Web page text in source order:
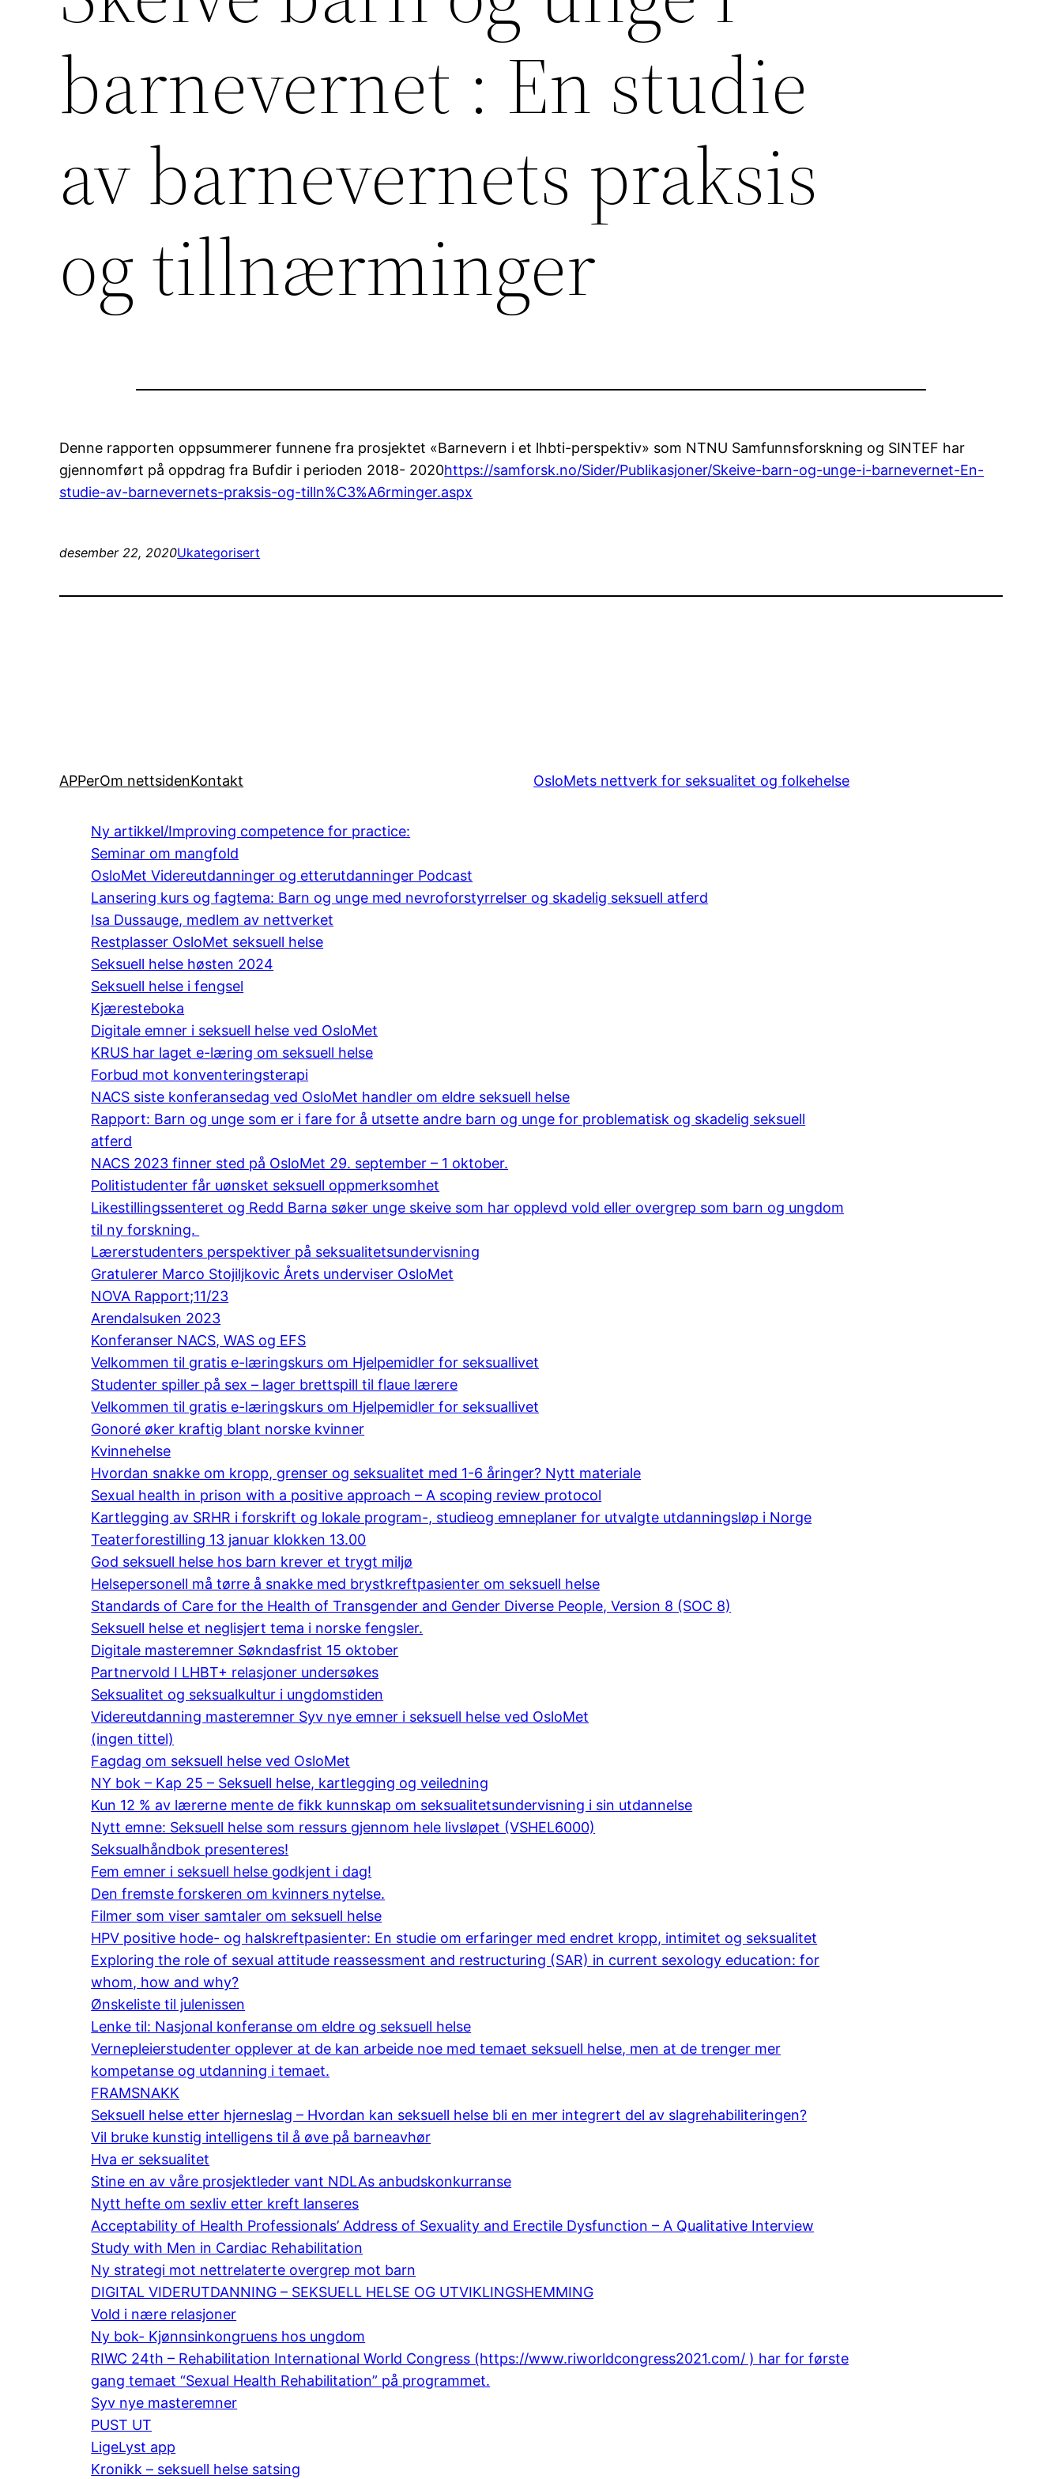
barnevernet : En studie
av barnevernets praksis
og tillnærminger
​Denne rapporten oppsummerer funnene fra prosjektet «Barnevern i et lhbti-perspektiv» som NTNU Samfunnsforskning og SINTEF har
gjennomført på oppdrag fra Bufdir i perioden 2018- 2020https://samforsk.no/Sider/Publikasjoner/Skeive-barn-og-unge-i-barnevernet-En-
studie-av-barnevernets-praksis-og-tilln%C3%A6rminger.aspx
desember 22, 2020Ukategorisert
APPerOm nettsidenKontakt OsloMets nettverk for seksualitet og folkehelse
Ny artikkel/Improving competence for practice:
Seminar om mangfold
OsloMet Videreutdanninger og etterutdanninger Podcast
Lansering kurs og fagtema: Barn og unge med nevroforstyrrelser og skadelig seksuell atferd
Isa Dussauge, medlem av nettverket
Restplasser OsloMet seksuell helse
Seksuell helse høsten 2024
Seksuell helse i fengsel
Kjæresteboka
Digitale emner i seksuell helse ved OsloMet
KRUS har laget e-læring om seksuell helse
Forbud mot konventeringsterapi
NACS siste konferansedag ved OsloMet handler om eldre seksuell helse
Rapport: Barn og unge som er i fare for å utsette andre barn og unge for problematisk og skadelig seksuell
atferd
NACS 2023 finner sted på OsloMet 29. september – 1 oktober.
Politistudenter får uønsket seksuell oppmerksomhet
Likestillingssenteret og Redd Barna søker unge skeive som har opplevd vold eller overgrep som barn og ungdom
til ny forskning.
Lærerstudenters perspektiver på seksualitetsundervisning
Gratulerer Marco Stojiljkovic Årets underviser OsloMet
NOVA Rapport;11/23
Arendalsuken 2023
Konferanser NACS, WAS og EFS
Velkommen til gratis e-læringskurs om Hjelpemidler for seksuallivet
Studenter spiller på sex – lager brettspill til flaue lærere
Velkommen til gratis e-læringskurs om Hjelpemidler for seksuallivet
Gonoré øker kraftig blant norske kvinner
Kvinnehelse
Hvordan snakke om kropp, grenser og seksualitet med 1-6 åringer? Nytt materiale
Sexual health in prison with a positive approach – A scoping review protocol
Kartlegging av SRHR i forskrift og lokale program-, studieog emneplaner for utvalgte utdanningsløp i Norge
Teaterforestilling 13 januar klokken 13.00
God seksuell helse hos barn krever et trygt miljø
Helsepersonell må tørre å snakke med brystkreftpasienter om seksuell helse
Standards of Care for the Health of Transgender and Gender Diverse People, Version 8 (SOC 8)
Seksuell helse et neglisjert tema i norske fengsler.
Digitale masteremner Søkndasfrist 15 oktober
Partnervold I LHBT+ relasjoner undersøkes
Seksualitet og seksualkultur i ungdomstiden
Videreutdanning masteremner Syv nye emner i seksuell helse ved OsloMet
(ingen tittel)
Fagdag om seksuell helse ved OsloMet
NY bok – Kap 25 – Seksuell helse, kartlegging og veiledning
Kun 12 % av lærerne mente de fikk kunnskap om seksualitetsundervisning i sin utdannelse
Nytt emne: Seksuell helse som ressurs gjennom hele livsløpet (VSHEL6000)
Seksualhåndbok presenteres!
Fem emner i seksuell helse godkjent i dag!
Den fremste forskeren om kvinners nytelse.
Filmer som viser samtaler om seksuell helse
HPV positive hode- og halskreftpasienter: En studie om erfaringer med endret kropp, intimitet og seksualitet
Exploring the role of sexual attitude reassessment and restructuring (SAR) in current sexology education: for
whom, how and why?
Ønskeliste til julenissen
Lenke til: Nasjonal konferanse om eldre og seksuell helse
Vernepleierstudenter opplever at de kan arbeide noe med temaet seksuell helse, men at de trenger mer
kompetanse og utdanning i temaet.
FRAMSNAKK
Seksuell helse etter hjerneslag – Hvordan kan seksuell helse bli en mer integrert del av slagrehabiliteringen?
Vil bruke kunstig intelligens til å øve på barneavhør
Hva er seksualitet
Stine en av våre prosjektleder vant NDLAs anbudskonkurranse
Nytt hefte om sexliv etter kreft lanseres
Acceptability of Health Professionals’ Address of Sexuality and Erectile Dysfunction – A Qualitative Interview
Study with Men in Cardiac Rehabilitation
Ny strategi mot nettrelaterte overgrep mot barn
DIGITAL VIDERUTDANNING – SEKSUELL HELSE OG UTVIKLINGSHEMMING
Vold i nære relasjoner
Ny bok- Kjønnsinkongruens hos ungdom
RIWC 24th – Rehabilitation International World Congress (https://www.riworldcongress2021.com/ ) har for første
gang temaet “Sexual Health Rehabilitation” på programmet.
Syv nye masteremner
PUST UT
LigeLyst app
Kronikk – seksuell helse satsing